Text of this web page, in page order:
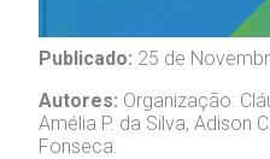
Publicado: 25 de
Autores: Organização:
Amélia P. da Silva, Adison
Fonseca.